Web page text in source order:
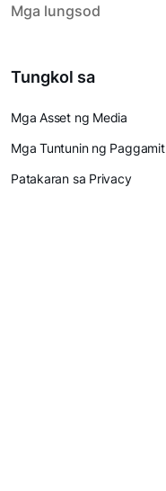
Mga lungsod
Tungkol sa
Mga Asset ng Media
Mga Tuntunin ng Paggamit
Patakaran sa Privacy